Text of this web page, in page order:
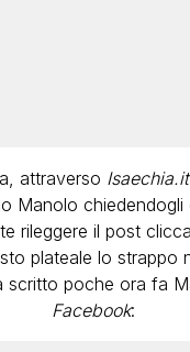
attraverso Isaechia.it
Manolo chiedendogli
rileggere il post
plateale lo strappo
scritto poche ora fa
Facebook: